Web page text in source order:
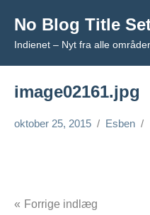
indhold
No Blog Title
Indienet – Nyt fra alle områder
image02161.jpg
oktober 25, 2015 Esben
Forrige indlæg